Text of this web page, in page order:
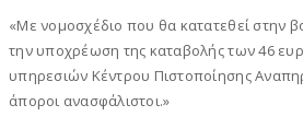
«Με νομοσχέδιο που θα κατατεθεί στην
την υποχρέωση της καταβολής των 46
υπηρεσιών Κέντρου Πιστοποίησης
άποροι ανασφάλιστοι.»